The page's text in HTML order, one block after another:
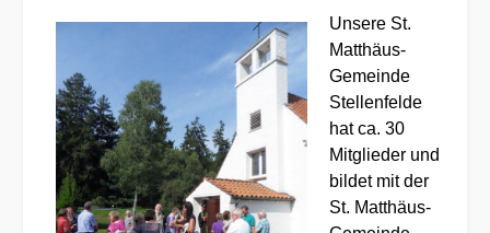
Unsere St.
Matthäus-
Gemeinde
Stellenfelde
hat ca. 30
Mitglieder und
bildet mit der
St. Matthäus-